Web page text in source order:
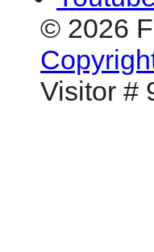
© 2026
Visitor #